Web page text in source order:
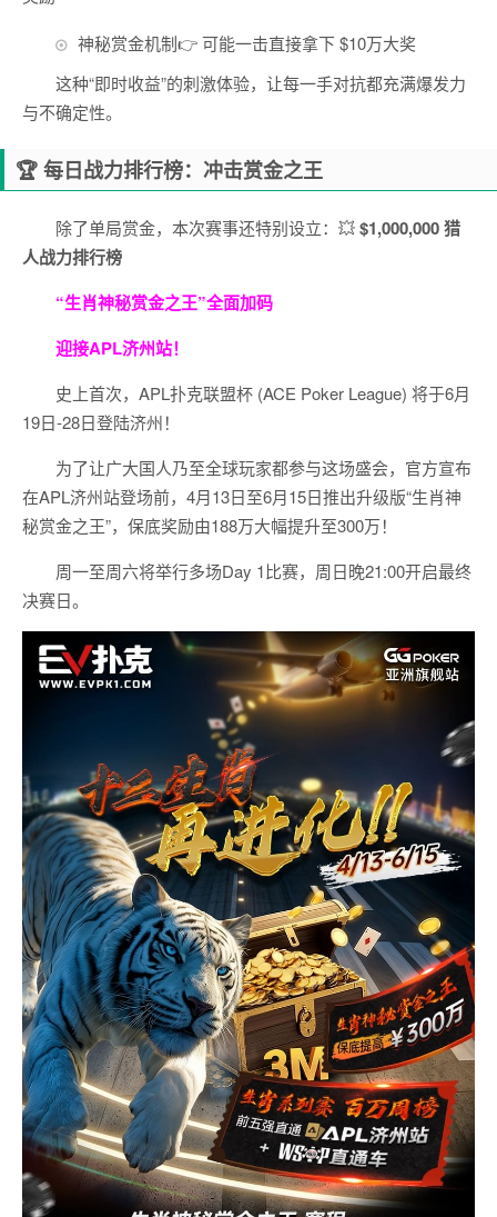
神秘赏金机制👉 可能一击直接拿下 $10万大奖
这种“即时收益”的刺激体验，让每一手对抗都充满爆发力
与不确定性。
🏆 每日战力排行榜：冲击赏金之王
除了单局赏金，本次赛事还特别设立：💥$1,000,000 猎
人战力排行榜
“生肖神秘赏金之王”全面加码
迎接APL济州站！
史上首次，APL扑克联盟杯 (ACE Poker League) 将于6月
19日-28日登陆济州！
为了让广大国人乃至全球玩家都参与这场盛会，官方宣布
在APL济州站登场前，4月13日至6月15日推出升级版“生肖神
秘赏金之王”，保底奖励由188万大幅提升至300万！
周一至周六将举行多场Day 1比赛，周日晚21:00开启最终
决赛日。